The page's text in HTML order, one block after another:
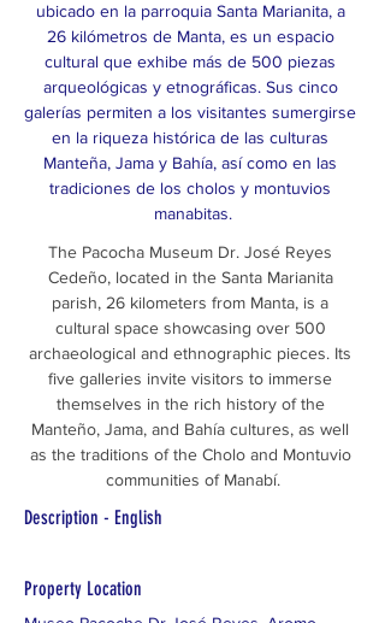
ubicado en la parroquia Santa Marianita, a
26 kilómetros de Manta, es un espacio
cultural que exhibe más de 500 piezas
arqueológicas y etnográficas. Sus cinco
galerías permiten a los visitantes sumergirse
en la riqueza histórica de las culturas
Manteña, Jama y Bahía, así como en las
tradiciones de los cholos y montuvios
manabitas.
The Pacocha Museum Dr. José Reyes
Cedeño, located in the Santa Marianita
parish, 26 kilometers from Manta, is a
cultural space showcasing over 500
archaeological and ethnographic pieces. Its
five galleries invite visitors to immerse
themselves in the rich history of the
Manteño, Jama, and Bahía cultures, as well
as the traditions of the Cholo and Montuvio
communities of Manabí.
Description - English
Property Location